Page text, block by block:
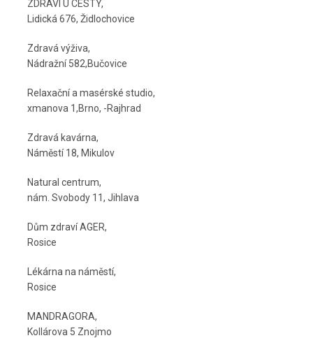
ZDRAVÍ U CESTY,
Lidická 676, Židlochovice
Zdravá výživa,
Nádražní 582,Bučovice
Relaxační a masérské studio,
xmanova 1,Brno, -Rajhrad
Zdravá kavárna,
Náměstí 18, Mikulov
Natural centrum,
nám. Svobody 11, Jihlava
Dům zdraví AGER,
Rosice
Lékárna na náměstí,
Rosice
MANDRAGORA,
Kollárova 5 Znojmo